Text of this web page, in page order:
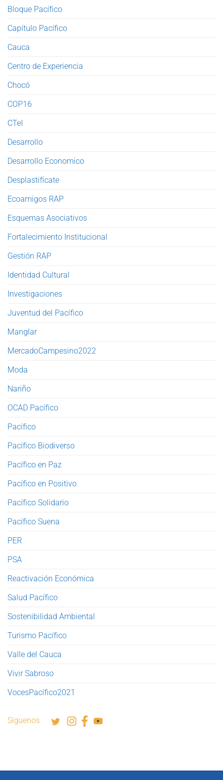
Bloque Pacífico
Capítulo Pacífico
Cauca
Centro de Experiencia
Chocó
COP16
CTeI
Desarrollo
Desarrollo Economico
Desplastifícate
Ecoamigos RAP
Esquemas Asociativos
Fortalecimiento Institucional
Gestión RAP
Identidad Cultural
Investigaciones
Juventud del Pacífico
Manglar
MercadoCampesino2022
Moda
Nariño
OCAD Pacífico
Pacífico
Pacífico Biodiverso
Pacífico en Paz
Pacífico en Positivo
Pacífico Solidario
Pacífico Suena
PER
PSA
Reactivación Económica
Salud Pacífico
Sostenibilidad Ambiental
Turismo Pacífico
Valle del Cauca
Vivir Sabroso
VocesPacífico2021
Síguenos